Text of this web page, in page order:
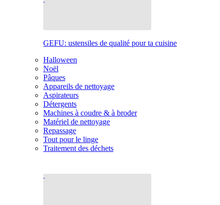
GEFU: ustensiles de qualité pour ta cuisine
Halloween
Noël
Pâques
Appareils de nettoyage
Aspirateurs
Détergents
Machines à coudre & à broder
Matériel de nettoyage
Repassage
Tout pour le linge
Traitement des déchets